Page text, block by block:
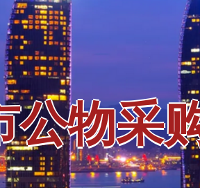
限公司